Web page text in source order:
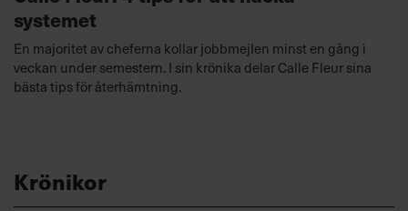
systemet
En majoritet av cheferna kollar jobbmejlen minst en gång i
veckan under semestern. I sin krönika delar Calle Fleur sina
bästa tips för återhämtning.
Krönikor